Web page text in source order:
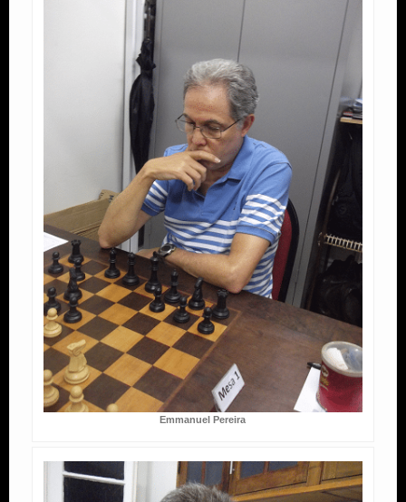
Emmanuel Pereira